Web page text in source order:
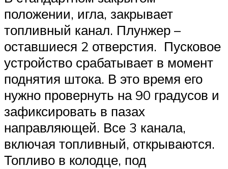
положении, игла, закрывает
топливный канал. Плунжер –
оставшиеся 2 отверстия. Пусковое
устройство срабатывает в момент
поднятия штока. В это время его
нужно провернуть на 90 градусов и
зафиксировать в пазах
направляющей. Все 3 канала,
включая топливный, открываются.
Топливо в колодце, под